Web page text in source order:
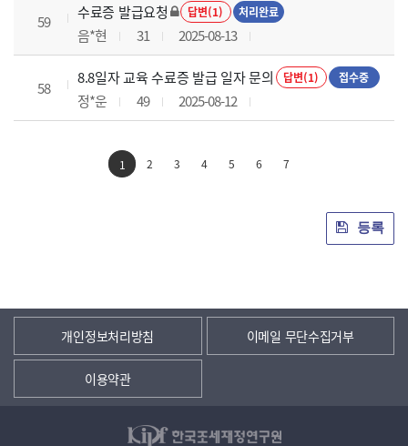
59
수료증 발급요청 답변(1) 처리완료
음*현 31 2025-08-13
58
8.8일자 교육 수료증 발급 일자 문의 답변(1) 접수중
정*운 49 2025-08-12
1 2 3 4 5 6 7
등록
개인정보처리방침 이메일 무단수집거부
이용약관